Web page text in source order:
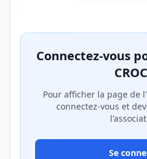
Connectez-vous
Pour afficher la page de
connectez-vous et
Se